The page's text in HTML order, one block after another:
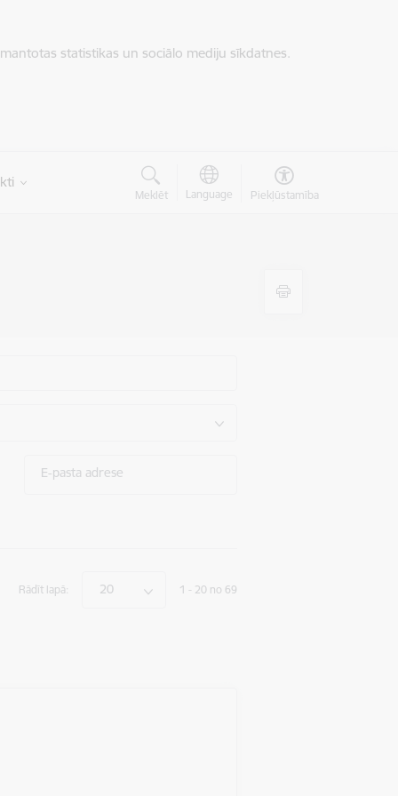
statistikas un sociālo mediju sīkdatnes.
Meklēt Language Piekļūstamība
E-pasta adrese
Rādīt lapā: 20 1 - 20 no 69